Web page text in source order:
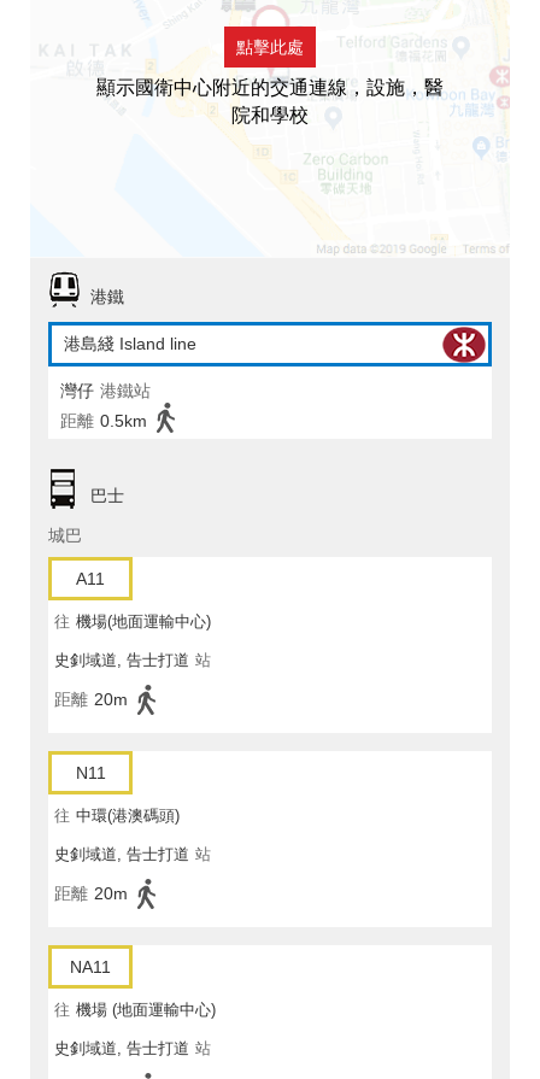
點擊此處
顯示國衛中心附近的交通連線，設施，醫
院和學校
港鐵
港島綫 Island line
灣仔 港鐵站
距離 0.5km
巴士
城巴
A11
往 機場(地面運輸中心)
史釗域道, 告士打道 站
距離 20m
N11
往 中環(港澳碼頭)
史釗域道, 告士打道 站
距離 20m
NA11
往 機場 (地面運輸中心)
史釗域道, 告士打道 站